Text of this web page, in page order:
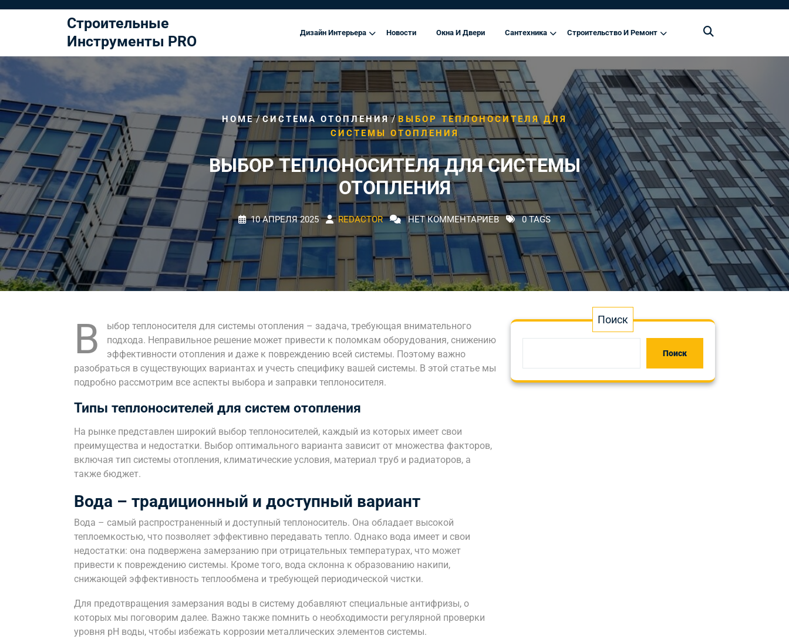
Строительные
Инструменты PRO
Дизайн Интерьера Новости Окна И Двери Сантехника Строительство И Ремонт
HOME/СИСТЕМА ОТОПЛЕНИЯ/ВЫБОР ТЕПЛОНОСИТЕЛЯ ДЛЯ
СИСТЕМЫ ОТОПЛЕНИЯ
ВЫБОР ТЕПЛОНОСИТЕЛЯ ДЛЯ СИСТЕМЫ
ОТОПЛЕНИЯ
10 АПРЕЛЯ 2025 REDACTOR НЕТ КОММЕНТАРИЕВ 0 TAGS
В
ыбор теплоносителя для системы отопления – задача, требующая внимательного
подхода. Неправильное решение может привести к поломкам оборудования, снижению
эффективности отопления и даже к повреждению всей системы. Поэтому важно
разобраться в существующих вариантах и учесть специфику вашей системы. В этой статье мы
подробно рассмотрим все аспекты выбора и заправки теплоносителя.
Типы теплоносителей для систем отопления
На рынке представлен широкий выбор теплоносителей, каждый из которых имеет свои
преимущества и недостатки. Выбор оптимального варианта зависит от множества факторов,
включая тип системы отопления, климатические условия, материал труб и радиаторов, а
также бюджет.
Вода – традиционный и доступный вариант
Вода – самый распространенный и доступный теплоноситель. Она обладает высокой
теплоемкостью, что позволяет эффективно передавать тепло. Однако вода имеет и свои
недостатки: она подвержена замерзанию при отрицательных температурах, что может
привести к повреждению системы. Кроме того, вода склонна к образованию накипи,
снижающей эффективность теплообмена и требующей периодической чистки.
Для предотвращения замерзания воды в систему добавляют специальные антифризы, о
которых мы поговорим далее. Важно также помнить о необходимости регулярной проверки
уровня pH воды, чтобы избежать коррозии металлических элементов системы.
Поиск
Поиск